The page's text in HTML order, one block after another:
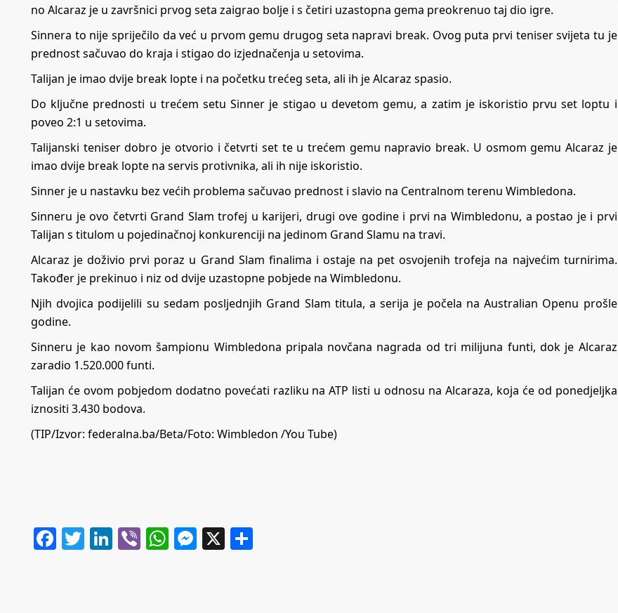
no Alcaraz je u završnici prvog seta zaigrao bolje i s četiri uzastopna gema preokrenuo taj dio igre.
Sinnera to nije spriječilo da već u prvom gemu drugog seta napravi break. Ovog puta prvi teniser svijeta tu je
prednost sačuvao do kraja i stigao do izjednačenja u setovima.
Talijan je imao dvije break lopte i na početku trećeg seta, ali ih je Alcaraz spasio.
Do ključne prednosti u trećem setu Sinner je stigao u devetom gemu, a zatim je iskoristio prvu set loptu i
poveo 2:1 u setovima.
Talijanski teniser dobro je otvorio i četvrti set te u trećem gemu napravio break. U osmom gemu Alcaraz je
imao dvije break lopte na servis protivnika, ali ih nije iskoristio.
Sinner je u nastavku bez većih problema sačuvao prednost i slavio na Centralnom terenu Wimbledona.
Sinneru je ovo četvrti Grand Slam trofej u karijeri, drugi ove godine i prvi na Wimbledonu, a postao je i prvi
Talijan s titulom u pojedinačnoj konkurenciji na jedinom Grand Slamu na travi.
Alcaraz je doživio prvi poraz u Grand Slam finalima i ostaje na pet osvojenih trofeja na najvećim turnirima.
Također je prekinuo i niz od dvije uzastopne pobjede na Wimbledonu.
Njih dvojica podijelili su sedam posljednjih Grand Slam titula, a serija je počela na Australian Openu prošle
godine.
Sinneru je kao novom šampionu Wimbledona pripala novčana nagrada od tri milijuna funti, dok je Alcaraz
zaradio 1.520.000 funti.
Talijan će ovom pobjedom dodatno povećati razliku na ATP listi u odnosu na Alcaraza, koja će od ponedjeljka
iznositi 3.430 bodova.
(TIP/Izvor: federalna.ba/Beta/Foto: Wimbledon /You Tube)
Facebook
Twitter
LinkedIn
ViberWhatsApp
Messenger
X